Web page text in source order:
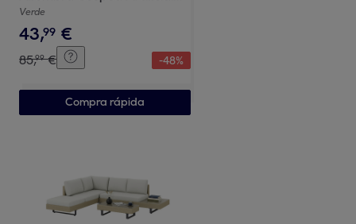
con Altura de Hierba 10 mm,
Drenaje Automático, para
Jardín, Terraza, Patio,
Balcón, Interior y Exterior,
Verde
Verde
43,99 €
85,99 € -48%
Compra rápida